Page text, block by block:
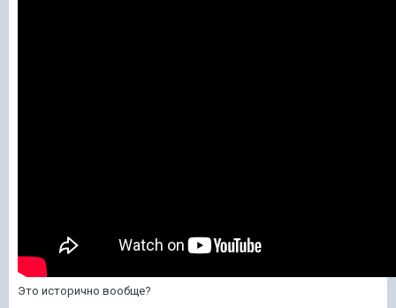
Это исторично вообще?